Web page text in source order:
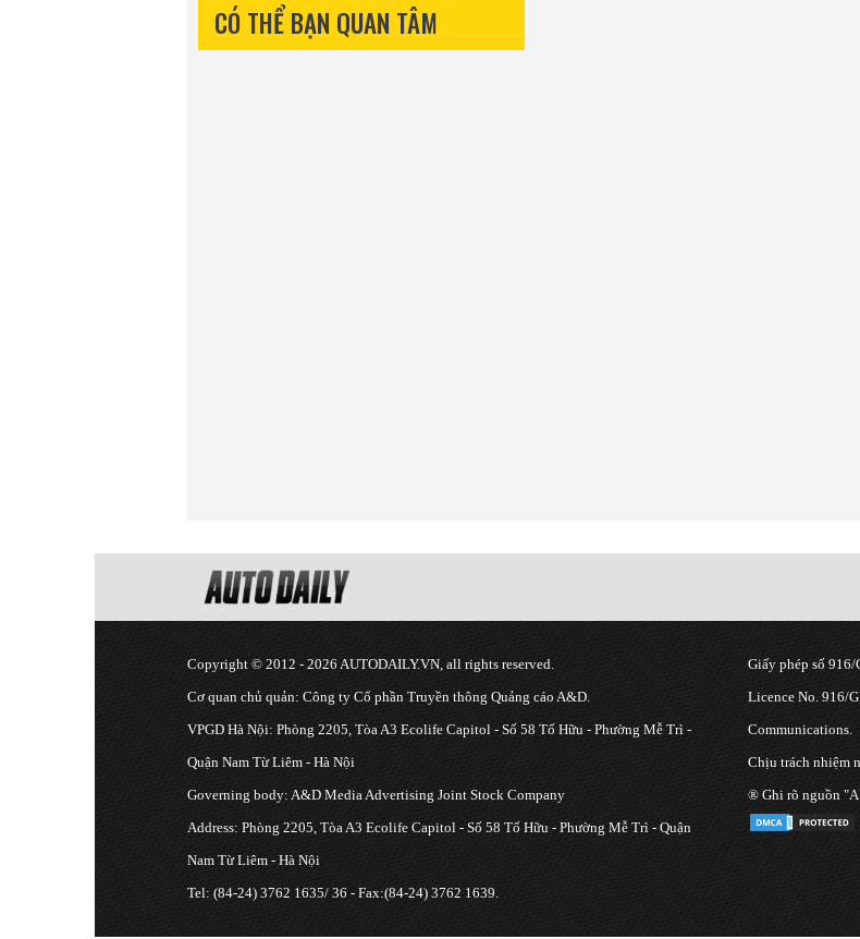
CÓ THỂ BẠN QUAN TÂM
Copyright © 2012 - 2026 AUTODAILY.VN, all rights reserved.
Cơ quan chủ quản: Công ty Cổ phần Truyền thông Quảng cáo A&D.
VPGD Hà Nội: Phòng 2205, Tòa A3 Ecolife Capitol - Số 58 Tố Hữu - Phường Mễ Trì -
Quận Nam Từ Liêm - Hà Nội
Governing body: A&D Media Advertising Joint Stock Company
Address: Phòng 2205, Tòa A3 Ecolife Capitol - Số 58 Tố Hữu - Phường Mễ Trì - Quận
Nam Từ Liêm - Hà Nội
Tel: (84-24) 3762 1635/ 36 - Fax:(84-24) 3762 1639.
Giấy phép số
Licence No. 916/
Communications.
Chịu trách nhiệm
® Ghi rõ nguồn